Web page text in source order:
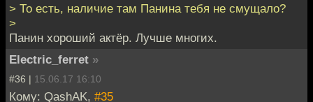
> То есть, наличие там Панина тебя не смущало?
>
Панин хороший актёр. Лучше многих.
Electric_ferret »
#36 | 15.06.17 16:10
Кому: QashAK, #35